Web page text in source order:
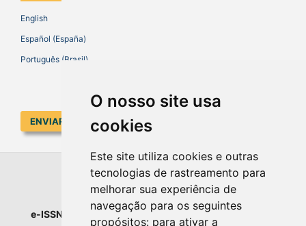
O nosso site usa
cookies
Este site utiliza cookies e outras
tecnologias de rastreamento para
melhorar sua experiência de
navegação para os seguintes
propósitos: para ativar a
English
Español (España)
Português (Brasil)
ENVIAR SUBMISSÃO
EDUCAR EM REVISTA
e-ISSN : 1984-0411 | Prefixo DOI : 10.1590 | Qualis